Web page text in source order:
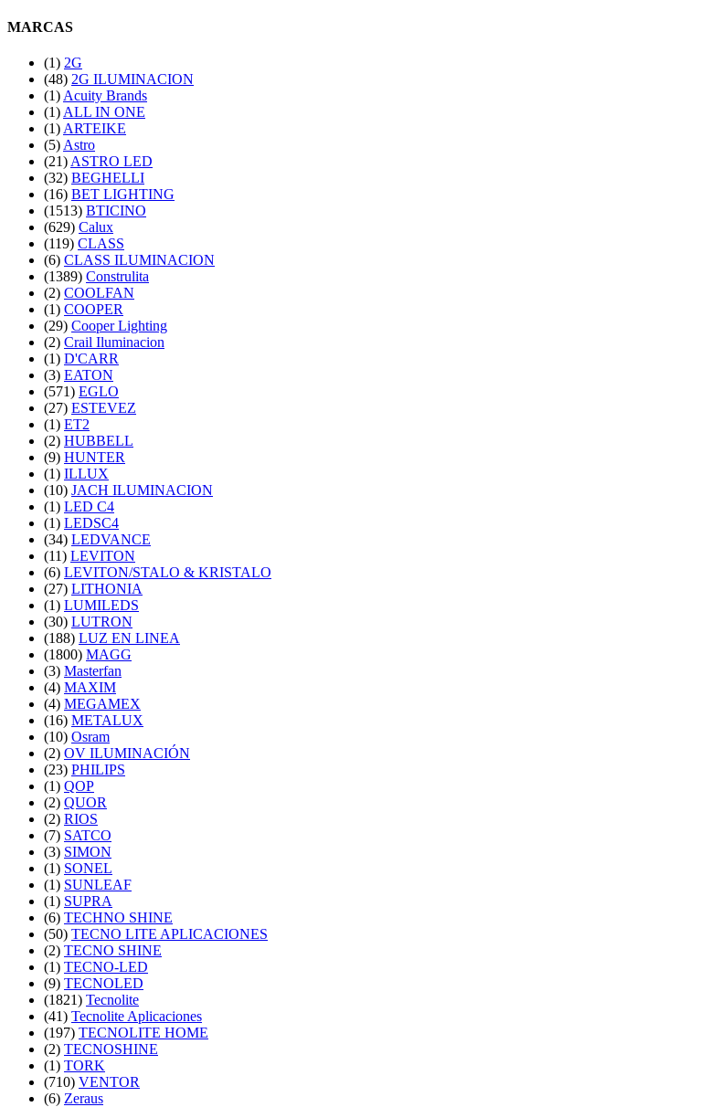
MARCAS
(1) 2G
(48) 2G ILUMINACION
(1) Acuity Brands
(1) ALL IN ONE
(1) ARTEIKE
(5) Astro
(21) ASTRO LED
(32) BEGHELLI
(16) BET LIGHTING
(1513) BTICINO
(629) Calux
(119) CLASS
(6) CLASS ILUMINACION
(1389) Construlita
(2) COOLFAN
(1) COOPER
(29) Cooper Lighting
(2) Crail Iluminacion
(1) D'CARR
(3) EATON
(571) EGLO
(27) ESTEVEZ
(1) ET2
(2) HUBBELL
(9) HUNTER
(1) ILLUX
(10) JACH ILUMINACION
(1) LED C4
(1) LEDSC4
(34) LEDVANCE
(11) LEVITON
(6) LEVITON/STALO & KRISTALO
(27) LITHONIA
(1) LUMILEDS
(30) LUTRON
(188) LUZ EN LINEA
(1800) MAGG
(3) Masterfan
(4) MAXIM
(4) MEGAMEX
(16) METALUX
(10) Osram
(2) OV ILUMINACIÓN
(23) PHILIPS
(1) QOP
(2) QUOR
(2) RIOS
(7) SATCO
(3) SIMON
(1) SONEL
(1) SUNLEAF
(1) SUPRA
(6) TECHNO SHINE
(50) TECNO LITE APLICACIONES
(2) TECNO SHINE
(1) TECNO-LED
(9) TECNOLED
(1821) Tecnolite
(41) Tecnolite Aplicaciones
(197) TECNOLITE HOME
(2) TECNOSHINE
(1) TORK
(710) VENTOR
(6) Zeraus